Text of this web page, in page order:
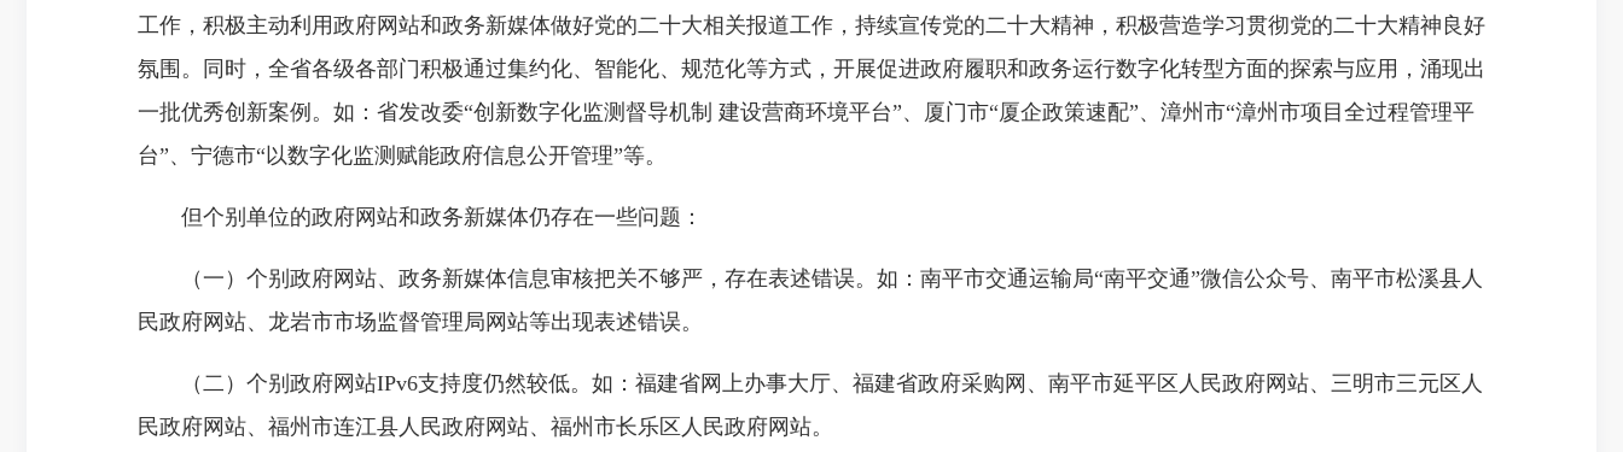
工作，积极主动利用政府网站和政务新媒体做好党的二十大相关报道工作，持续宣传党的二十大精神，积极营造学习贯彻党的二十大精神良好
氛围。同时，全省各级各部门积极通过集约化、智能化、规范化等方式，开展促进政府履职和政务运行数字化转型方面的探索与应用，涌现出
一批优秀创新案例。如：省发改委“创新数字化监测督导机制 建设营商环境平台”、厦门市“厦企政策速配”、漳州市“漳州市项目全过程管理平
台”、宁德市“以数字化监测赋能政府信息公开管理”等。
但个别单位的政府网站和政务新媒体仍存在一些问题：
（一）个别政府网站、政务新媒体信息审核把关不够严，存在表述错误。如：南平市交通运输局“南平交通”微信公众号、南平市松溪县人
民政府网站、龙岩市市场监督管理局网站等出现表述错误。
（二）个别政府网站IPv6支持度仍然较低。如：福建省网上办事大厅、福建省政府采购网、南平市延平区人民政府网站、三明市三元区人
民政府网站、福州市连江县人民政府网站、福州市长乐区人民政府网站。